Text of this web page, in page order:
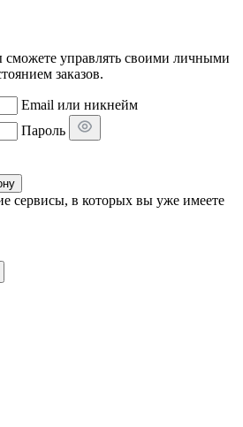
управлять своими личными
заказов.
Email или никнейм
Пароль
сервисы, в которых вы уже имеете